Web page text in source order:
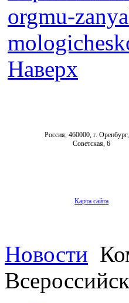
orgmu-
Наверх
Россия, 460000, г.
Советская, 6
Карта сайта
Новости